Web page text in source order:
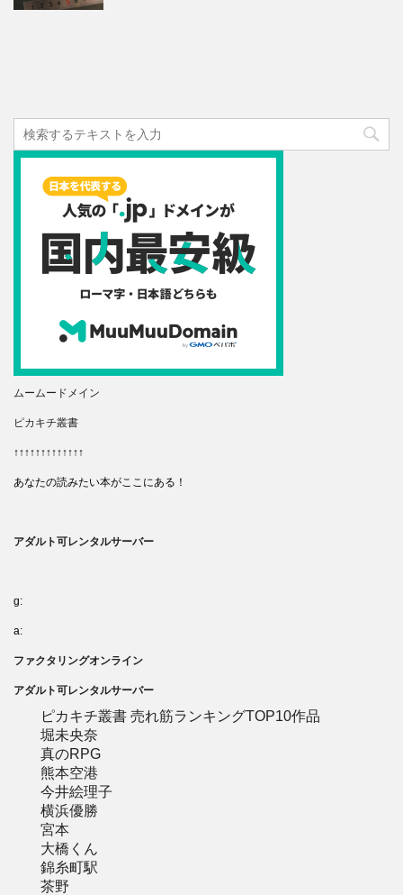
ムームードメイン
ピカキチ叢書
↑↑↑↑↑↑↑↑↑↑↑↑↑
あなたの読みたい本がここにある！
アダルト可レンタルサーバー
g:
a:
ファクタリングオンライン
アダルト可レンタルサーバー
ピカキチ叢書 売れ筋ランキングTOP10作品
堀未央奈
真のRPG
熊本空港
今井絵理子
横浜優勝
宮本
大橋くん
錦糸町駅
茶野